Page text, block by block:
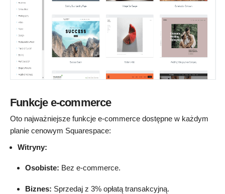
Funkcje e-commerce
Oto najważniejsze funkcje e-commerce dostępne w każdym
planie cenowym Squarespace:
Witryny:
Osobiste: Bez e-commerce.
Biznes: Sprzedaj z 3% opłatą transakcyjną.